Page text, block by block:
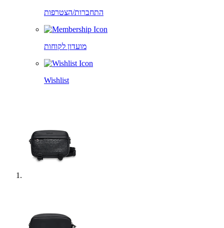
התחברות/הצטרפות
מועדון לקוחות
Wishlist